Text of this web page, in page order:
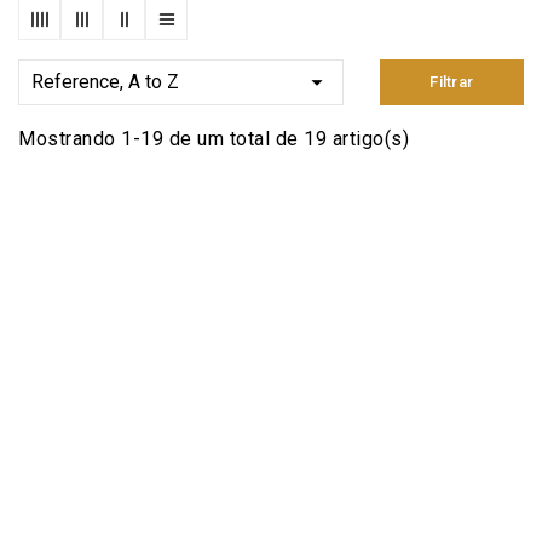
Reference, A to Z  Filtrar
Mostrando 1-19 de um total de 19 artigo(s)